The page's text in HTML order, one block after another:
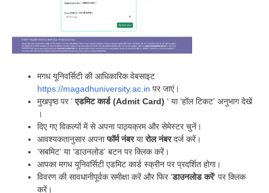
मगध यूनिवर्सिटी की आधिकारिक वेबसाइट
https://magadhuniversity.ac.in पर जाएं।
मुखपृष्ठ पर ‘एडमिट कार्ड (Admit Card) ‘ या ‘हॉल टिकट’ अनुभाग देखें
।
दिए गए विकल्पों में से अपना पाठ्यक्रम और सेमेस्टर चुनें।
आवश्यकतानुसार अपनाफॉर्म नंबरयारोल नंबरदर्ज करें।
‘सबमिट’ या ‘डाउनलोड’ बटन पर क्लिक करें।
आपका मगध यूनिवर्सिटी एडमिट कार्ड स्क्रीन पर प्रदर्शित होगा।
विवरण की सावधानीपूर्वक समीक्षा करें और फिर ‘डाउनलोड करें‘ पर क्लिक
करें।